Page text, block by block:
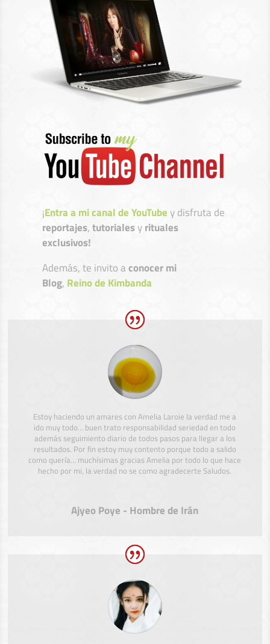
¡Entra a mi canal de YouTubey disfruta de
reportajes,tutorialesyrituales
exclusivos!
Además, te invito aconocer mi
Blog, Reino de Kimbanda
Estoy haciendo un amares con Amelia Laroie la verdad me a
ido muy todo… buen trato responsabilidad seriedad en todo
además seguimiento diario de todos pasos para llegar a los
resultados. Por fin estoy muy contento porque todo a salido
como quería… muchísimas gracias Amelia por todo lo que hace
hecho por mi, la verdad no se como agradecerte Saludos.
Ajyeo Poye - Hombre de Irán